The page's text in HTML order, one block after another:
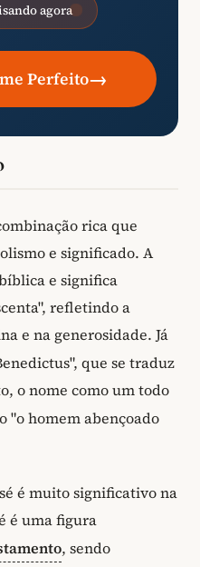
agora
Perfeito→
rica que
e significado. A
e significa
refletindo a
e na generosidade. Já
que se traduz
o nome como um todo
"o homem abençoado
é muito significativo na
é uma figura
, sendo